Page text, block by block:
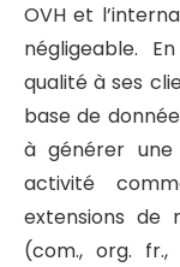
OVH et
négligeable.
qualité à ses
base de
à générer
activité
extensions de
(com., org.